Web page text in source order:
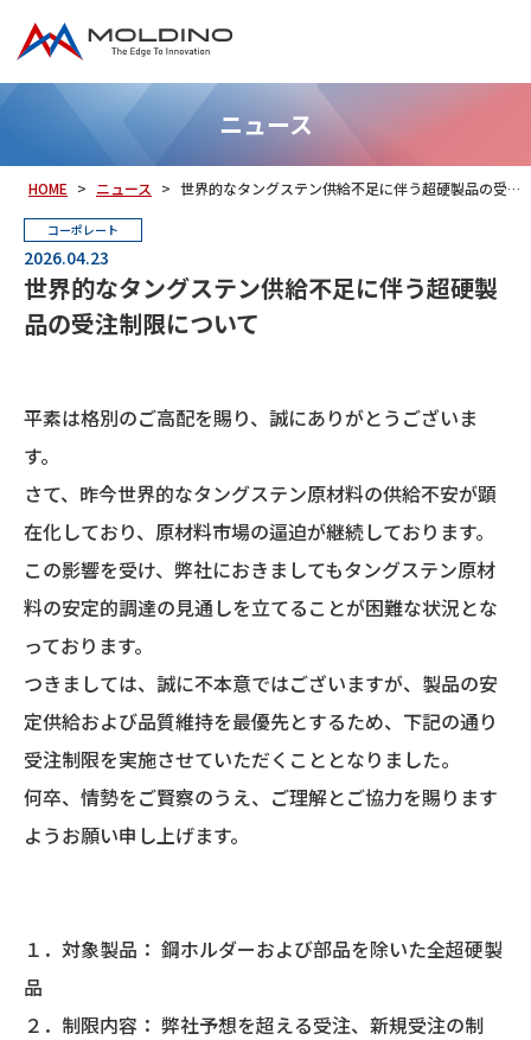
ニュース
HOME ニュース 世界的なタングステン供給不足に伴う超硬製品の受注制限について
コーポレート
2026.04.23
世界的なタングステン供給不足に伴う超硬製
品の受注制限について
平素は格別のご高配を賜り、誠にありがとうございま
す。
さて、昨今世界的なタングステン原材料の供給不安が顕
在化しており、原材料市場の逼迫が継続しております。
この影響を受け、弊社におきましてもタングステン原材
料の安定的調達の見通しを立てることが困難な状況とな
っております。
つきましては、誠に不本意ではございますが、製品の安
定供給および品質維持を最優先とするため、下記の通り
受注制限を実施させていただくこととなりました。
何卒、情勢をご賢察のうえ、ご理解とご協力を賜ります
ようお願い申し上げます。
１．対象製品： 鋼ホルダーおよび部品を除いた全超硬製
品
２．制限内容： 弊社予想を超える受注、新規受注の制